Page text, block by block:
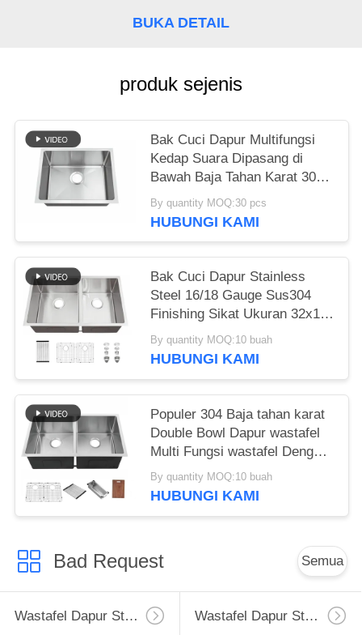
BUKA DETAIL
produk sejenis
Bak Cuci Dapur Multifungsi
Kedap Suara Dipasang di
Bawah Baja Tahan Karat 304
Buatan Tangan Kustom
Mangkuk Tunggal Persegi Bak
By quantity MOQ:30 pcs
HUBUNGI KAMI
Bak Cuci Dapur Stainless
Steel 16/18 Gauge Sus304
Finishing Sikat Ukuran 32x19
inci Bak Ganda untuk Dapur
Hotel
By quantity MOQ:10 buah
HUBUNGI KAMI
Populer 304 Baja tahan karat
Double Bowl Dapur wastafel
Multi Fungsi wastafel Dengan
Aksesoris
By quantity MOQ:10 buah
HUBUNGI KAMI
Bad Request Semua
Wastafel Dapur Stainless Steel Apron Wastafel Dapur Stainless Steel Tingkat Atas